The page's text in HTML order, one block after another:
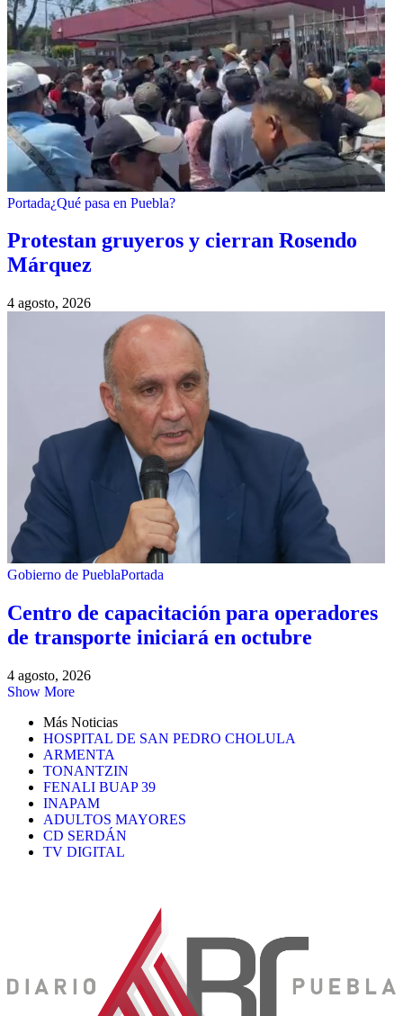
Portada¿Qué pasa en Puebla?
Protestan gruyeros y cierran Rosendo
Márquez
4 agosto, 2026
Gobierno de PueblaPortada
Centro de capacitación para operadores
de transporte iniciará en octubre
4 agosto, 2026
Show More
Más Noticias
HOSPITAL DE SAN PEDRO CHOLULA
ARMENTA
TONANTZIN
FENALI BUAP 39
INAPAM
ADULTOS MAYORES
CD SERDÁN
TV DIGITAL